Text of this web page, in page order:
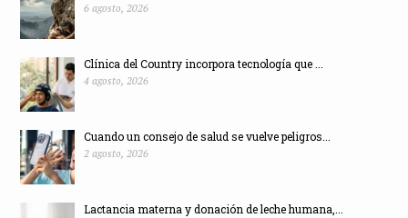
6 agosto, 2026
Clínica del Country incorpora tecnología que ...
4 agosto, 2026
Cuando un consejo de salud se vuelve peligros...
2 agosto, 2026
Lactancia materna y donación de leche humana,...